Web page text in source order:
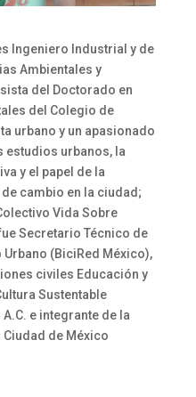
Ingeniero Industrial y de
Ambientales y
del Doctorado en
del Colegio de
urbano y un apasionado
estudios urbanos, la
y el papel de la
cambio en la ciudad;
Vida Sobre
Secretario Técnico de
Urbano (BiciRed México),
civiles Educación y
Sustentable
e integrante de la
de México